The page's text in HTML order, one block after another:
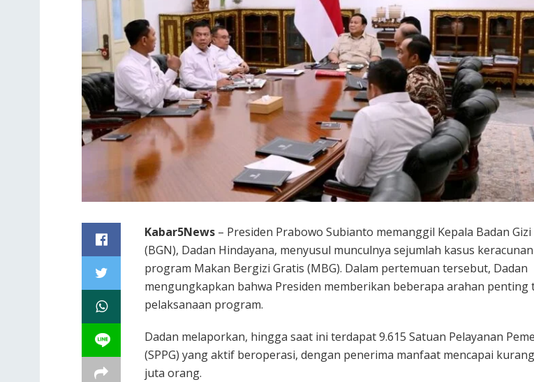
Kabar5News – Presiden Prabowo Subianto memanggil Kepala Badan
(BGN), Dadan Hindayana, menyusul munculnya sejumlah kasus
program Makan Bergizi Gratis (MBG). Dalam pertemuan tersebut, Dadan
mengungkapkan bahwa Presiden memberikan beberapa arahan penting
pelaksanaan program.
Dadan melaporkan, hingga saat ini terdapat 9.615 Satuan Pelayanan
(SPPG) yang aktif beroperasi, dengan penerima manfaat mencapai
juta orang.